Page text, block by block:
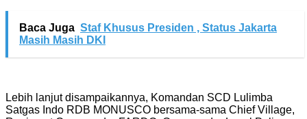
Baca Juga Staf Khusus Presiden , Status Jakarta
Masih Masih DKI
Lebih lanjut disampaikannya, Komandan SCD Lulimba
Satgas Indo RDB MONUSCO bersama-sama Chief Village,